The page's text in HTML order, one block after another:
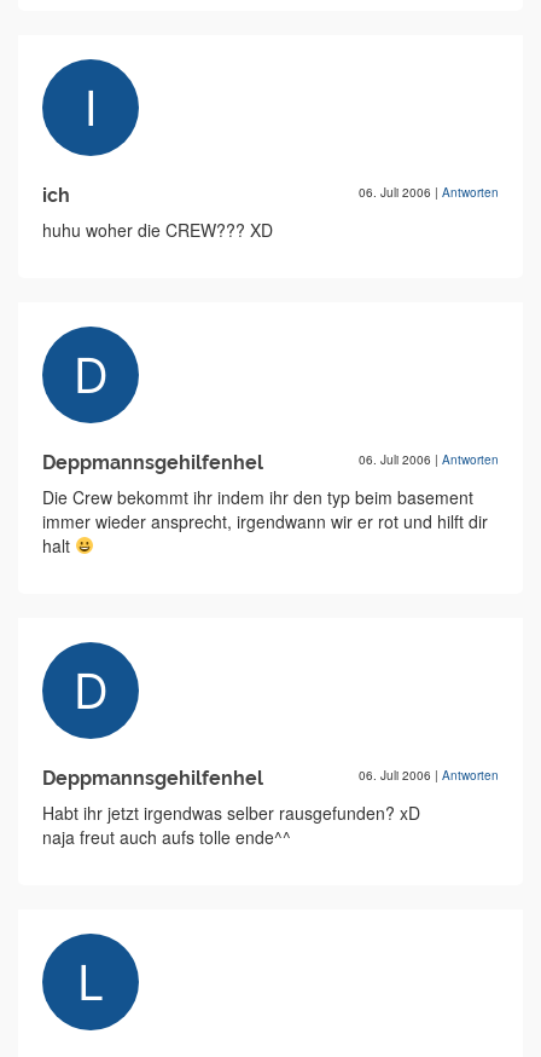
ich 06. Juli 2006 | Antworten
huhu woher die CREW??? XD
Deppmannsgehilfenhel 06. Juli 2006 | Antworten
Die Crew bekommt ihr indem ihr den typ beim basement
immer wieder ansprecht, irgendwann wir er rot und hilft dir
halt
Deppmannsgehilfenhel 06. Juli 2006 | Antworten
Habt ihr jetzt irgendwas selber rausgefunden? xD
naja freut auch aufs tolle ende^^